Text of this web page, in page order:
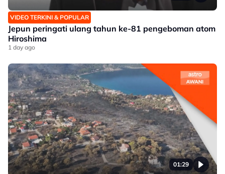
VIDEO TERKINI & POPULAR
Jepun peringati ulang tahun ke-81 pengeboman atom
Hiroshima
1 day ago
01:29